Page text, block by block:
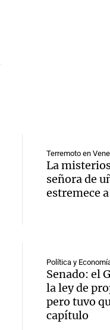
en
Panorama
Episodios
el
los
acusa
de
y
Panorama
Episodios
Audio.
tras
Audio.
critica
Terremoto en
La
señora de
estremece
Política y
Senado: el
la ley de
pero tuvo
capítulo